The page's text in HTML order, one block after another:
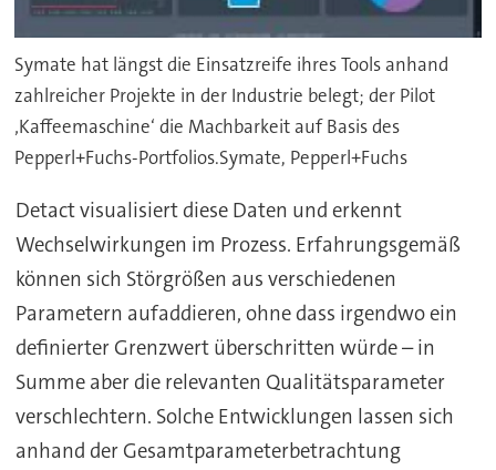
Symate hat längst die Einsatzreife ihres Tools anhand
zahlreicher Projekte in der Industrie belegt; der Pilot
‚Kaffeemaschine‘ die Machbarkeit auf Basis des
Pepperl+Fuchs-Portfolios.Symate, Pepperl+Fuchs
Detact visualisiert diese Daten und erkennt
Wechselwirkungen im Prozess. Erfahrungsgemäß
können sich Störgrößen aus verschiedenen
Parametern aufaddieren, ohne dass irgendwo ein
definierter Grenzwert überschritten würde – in
Summe aber die relevanten Qualitätsparameter
verschlechtern. Solche Entwicklungen lassen sich
anhand der Gesamtparameterbetrachtung